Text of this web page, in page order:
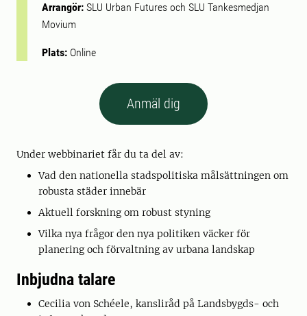
Arrangör: SLU Urban Futures och SLU Tankesmedjan
Movium
Plats: Online
Anmäl dig
Under webbinariet får du ta del av:
Vad den nationella stadspolitiska målsättningen om
robusta städer innebär
Aktuell forskning om robust styning
Vilka nya frågor den nya politiken väcker för
planering och förvaltning av urbana landskap
Inbjudna talare
Cecilia von Schéele, kansliråd på Landsbygds- och